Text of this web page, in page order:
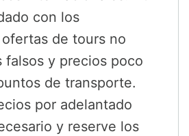
con los
de tours no
falsos y precios poco
de transporte.
por adelantado
y reserve los